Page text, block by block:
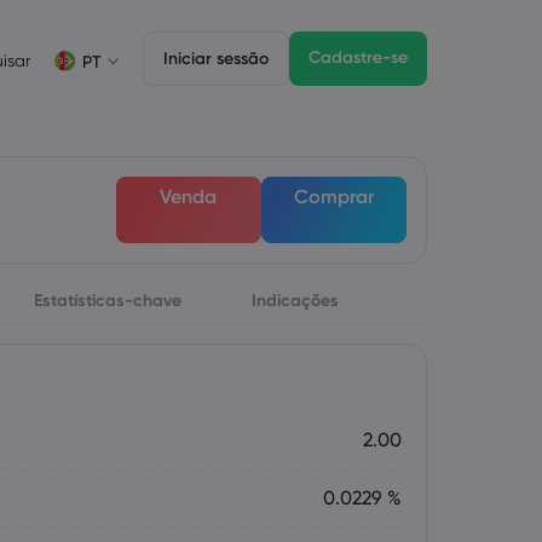
Negociação de CFDs
Condições para negociação
Datas de vencimento
Depth of Market
Pacote jurídico
PT
English
English (St. Vincent)
Italian
Português
Iniciar sessão Cadastre-se
Venda Comprar
Estatísticas-chave Indicações
2.00
0.0229 %